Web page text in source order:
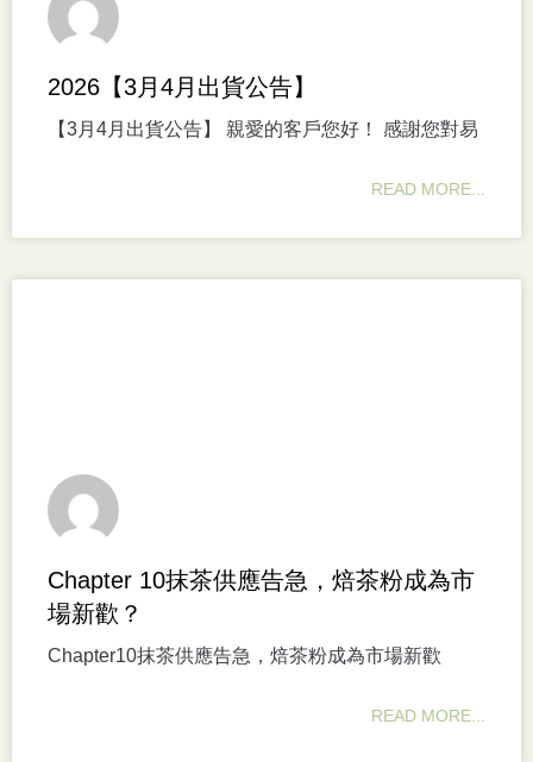
2026【3月4月出貨公告】
【3月4月出貨公告】 親愛的客戶您好！ 感謝您對易
READ MORE...
Chapter 10抹茶供應告急，焙茶粉成為市
場新歡？
Chapter10抹茶供應告急，焙茶粉成為市場新歡
READ MORE...